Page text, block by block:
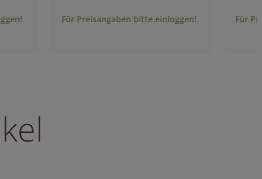
Für Preisangaben bitte einloggen! Für